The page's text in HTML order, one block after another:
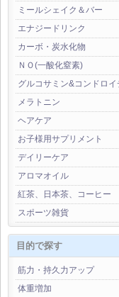
ミールシェイク＆バー
エナジードリンク
カーボ・炭水化物
ＮＯ(一酸化窒素)
グルコサミン&コンドロイ
メラトニン
ヘアケア
お子様用サプリメント
デイリーケア
アロマオイル
紅茶、日本茶、コーヒー
スポーツ雑貨
目的で探す
筋力・持久力アップ
体重増加